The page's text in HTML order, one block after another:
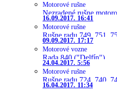
Motorové rušne
Nezradené rušne
16.09.2017. 16:41
Motorové rušne
Rušne radu 749, 751,
09.09.2017. 17:17
Motorové vozne
Rada 840 ("Delfín")
24.04.2017. 5:56
Motorové rušne
Rušne radu 724, 740,
16.04.2017. 11:34